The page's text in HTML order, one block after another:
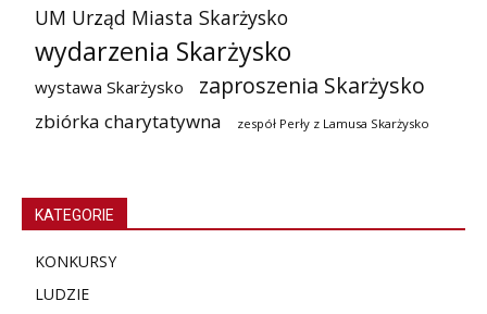
UM Urząd Miasta Skarżysko
wydarzenia Skarżysko
wystawa Skarżysko zaproszenia Skarżysko
zbiórka charytatywna zespół Perły z Lamusa Skarżysko
KATEGORIE
KONKURSY
LUDZIE